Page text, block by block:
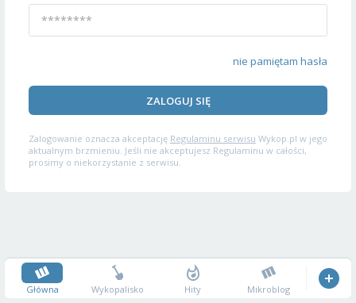
nie pamiętam hasła
ZALOGUJ SIĘ
Zalogowanie oznacza akceptację Regulaminu serwisu Wykop.pl w jego
aktualnym brzmieniu. Jeśli nie akceptujesz Regulaminu w całości,
prosimy o niekorzystanie z serwisu.
Główna Wykopalisko Hity Mikroblog